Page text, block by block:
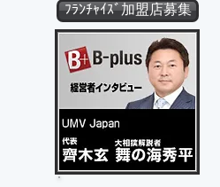
ﾌﾗﾝﾁｬｲｽﾞ加盟店募集